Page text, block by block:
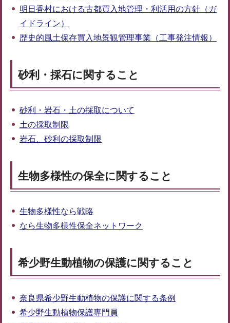
明日香村における古都買入地管理・利活用の方針（ガ
イドライン）
歴史的風土保存買入地景観管理事業（工事発注情報）
砂利・採石に関すること
砂利・岩石・土の採取について
土の採取制限
岩石、砂利の採取制限
生物多様性の保全に関すること
生物多様性なら戦略
なら生物多様性保全ネットワーク
希少野生動植物の保護に関すること
奈良県希少野生動植物の保護に関する条例
希少野生動植物保護専門員